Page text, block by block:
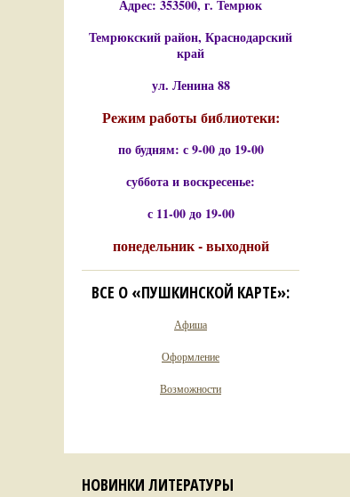
Адрес: 353500, г. Темрюк
Темрюкский район, Краснодарский
край
ул. Ленина 88
Режим работы библиотеки:
по будням: с 9-00 до 19-00
суббота и воскресенье:
с 11-00 до 19-00
понедельник - выходной
ВСЕ О «ПУШКИНСКОЙ КАРТЕ»:
Афиша
Оформление
Возможности
НОВИНКИ ЛИТЕРАТУРЫ